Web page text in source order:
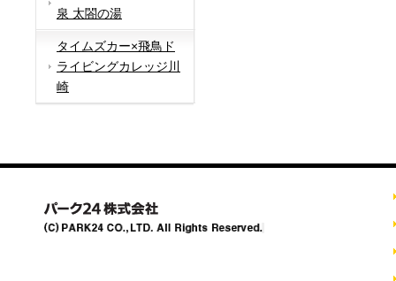
泉 太閤の湯
タイムズカー×飛鳥ド
ライビングカレッジ川
崎